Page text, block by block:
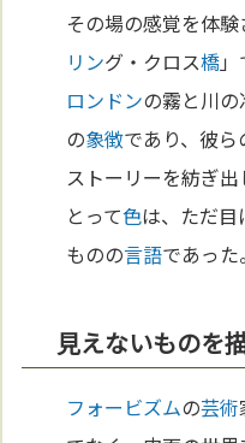
その場の感覚を体
リング・クロス橋
ロンドンの霧と川
の象徴であり、彼
ストーリーを紡ぎ
とって色は、ただ
ものの言語であった。
見えないものを
フォービズムの芸術